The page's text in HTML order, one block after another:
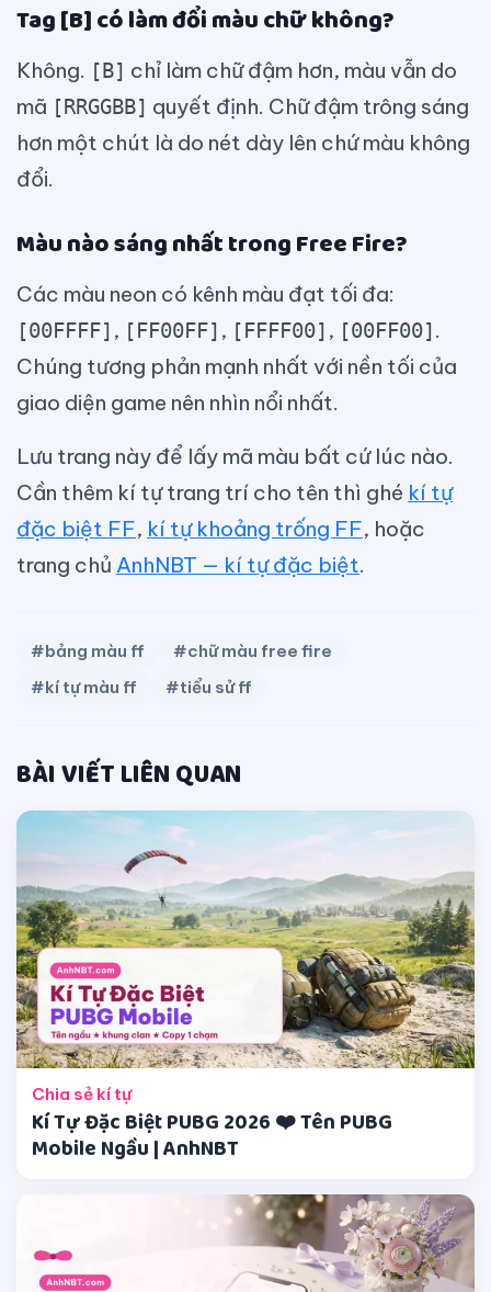
Tag [B] có làm đổi màu chữ không?
Không. [B] chỉ làm chữ đậm hơn, màu vẫn do
mã [RRGGBB] quyết định. Chữ đậm trông sáng
hơn một chút là do nét dày lên chứ màu không
đổi.
Màu nào sáng nhất trong Free Fire?
Các màu neon có kênh màu đạt tối đa:
[00FFFF] , [FF00FF] , [FFFF00] , [00FF00].
Chúng tương phản mạnh nhất với nền tối của
giao diện game nên nhìn nổi nhất.
Lưu trang này để lấy mã màu bất cứ lúc nào.
Cần thêm kí tự trang trí cho tên thì ghé kí tự
đặc biệt FF, kí tự khoảng trống FF, hoặc
trang chủ AnhNBT — kí tự đặc biệt.
#bảng màu ff
#chữ màu free fire
#kí tự màu ff
#tiểu sử ff
BÀI VIẾT LIÊN QUAN
Chia sẻ kí tự
Kí Tự Đặc Biệt PUBG 2026 ❤️ Tên PUBG
Mobile Ngầu | AnhNBT